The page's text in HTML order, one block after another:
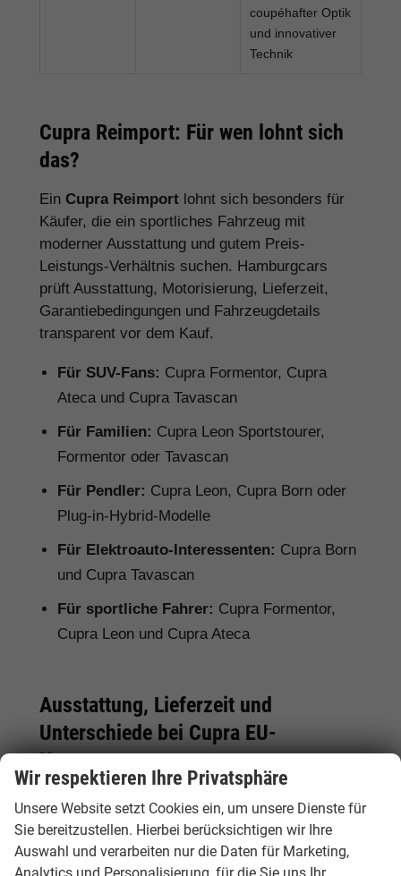
coupéhafter Optik
und innovativer
Technik
Cupra Reimport: Für wen lohnt sich
das?
Ein Cupra Reimport lohnt sich besonders für
Käufer, die ein sportliches Fahrzeug mit
moderner Ausstattung und gutem Preis-
Leistungs-Verhältnis suchen. Hamburgcars
prüft Ausstattung, Motorisierung, Lieferzeit,
Garantiebedingungen und Fahrzeugdetails
transparent vor dem Kauf.
Für SUV-Fans: Cupra Formentor, Cupra
Ateca und Cupra Tavascan
Für Familien: Cupra Leon Sportstourer,
Formentor oder Tavascan
Für Pendler: Cupra Leon, Cupra Born oder
Plug-in-Hybrid-Modelle
Für Elektroauto-Interessenten: Cupra Born
und Cupra Tavascan
Für sportliche Fahrer: Cupra Formentor,
Cupra Leon und Cupra Ateca
Ausstattung, Lieferzeit und
Unterschiede bei Cupra EU-
Neuwagen
Bei einem Cupra EU-Neuwagen kann die
Serienausstattung je nach Herkunftsland vom
deutschen Modell abweichen. Deshalb lohnt
sich ein genauer Vergleich. Hamburgcars achtet
Wir respektieren Ihre Privatsphäre
Unsere Website setzt Cookies ein, um unsere Dienste für
Sie bereitzustellen. Hierbei berücksichtigen wir Ihre
Auswahl und verarbeiten nur die Daten für Marketing,